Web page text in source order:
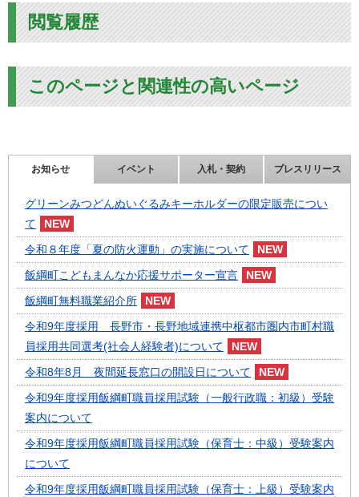
閲覧履歴
このページと関連性の高いページ
お知らせ イベント 入札・契約 プレスリリース
グリーンみつどんぬいぐるみキーホルダーの限定販売につい
て
令和８年度「夏の防火運動」の実施について
飯綱町こどもまんなか応援サポーター宣言
飯綱町無料職業紹介所
令和9年度採用 長野市・長野地域連携中枢都市圏内市町村職
員採用共同選考(社会人経験者)について
令和8年8月 夜間延長窓口の開設日について
令和9年度採用飯綱町職員採用試験（一般行政職：初級）受験
案内について
令和9年度採用飯綱町職員採用試験（保育士：中級）受験案内
について
令和9年度採用飯綱町職員採用試験（保育士：上級）受験案内